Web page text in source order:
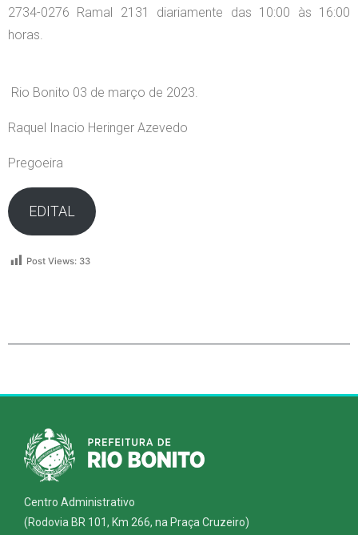
2734-0276 Ramal 2131 diariamente das 10:00 às 16:00
horas.
Rio Bonito 03 de março de 2023.
Raquel Inacio Heringer Azevedo
Pregoeira
EDITAL
Post Views: 33
Centro Administrativo
(Rodovia BR 101, Km 266, na Praça Cruzeiro)